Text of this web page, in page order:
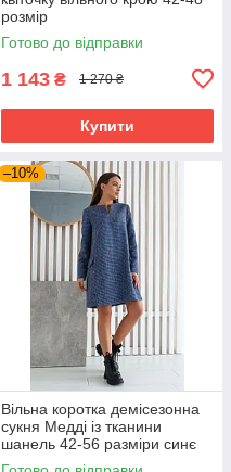
розмір
Готово до відправки
1 143 ₴ 1 270 ₴
Купити
–10%
Вільна коротка демісезонна
сукня Медді із тканини
шанель 42-56 разміри синє